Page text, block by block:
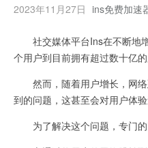
2023年11月27日 ins免费加速
社交媒体平台Ins在不断地
个用户到目前拥有超过数十亿的
然而，随着用户增长，网络
到的问题，这甚至会对用户体验
为了解决这个问题，专门的